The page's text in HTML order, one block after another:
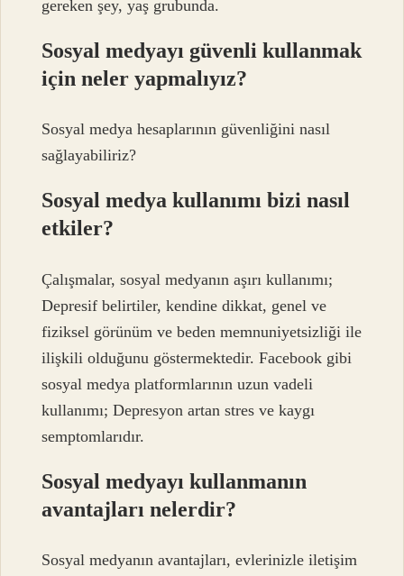
gereken şey, yaş grubunda.
Sosyal medyayı güvenli kullanmak
için neler yapmalıyız?
Sosyal medya hesaplarının güvenliğini nasıl
sağlayabiliriz?
Sosyal medya kullanımı bizi nasıl
etkiler?
Çalışmalar, sosyal medyanın aşırı kullanımı;
Depresif belirtiler, kendine dikkat, genel ve
fiziksel görünüm ve beden memnuniyetsizliği ile
ilişkili olduğunu göstermektedir. Facebook gibi
sosyal medya platformlarının uzun vadeli
kullanımı; Depresyon artan stres ve kaygı
semptomlarıdır.
Sosyal medyayı kullanmanın
avantajları nelerdir?
Sosyal medyanın avantajları, evlerinizle iletişim